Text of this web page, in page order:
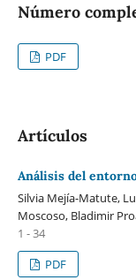
Número
PDF
Artículos
Análisis del
Silvia Mejía-Matute,
Moscoso, Bladimir
1 - 34
PDF